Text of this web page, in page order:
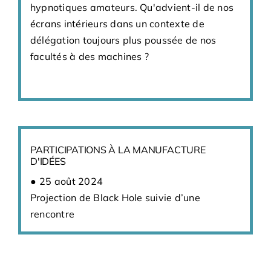
hypnotiques amateurs. Qu'advient-il de nos
écrans intérieurs dans un contexte de
délégation toujours plus poussée de nos
facultés à des machines ?
PARTICIPATIONS À LA MANUFACTURE
D'IDÉES
25 août 2024
Projection de Black Hole suivie d’une
rencontre